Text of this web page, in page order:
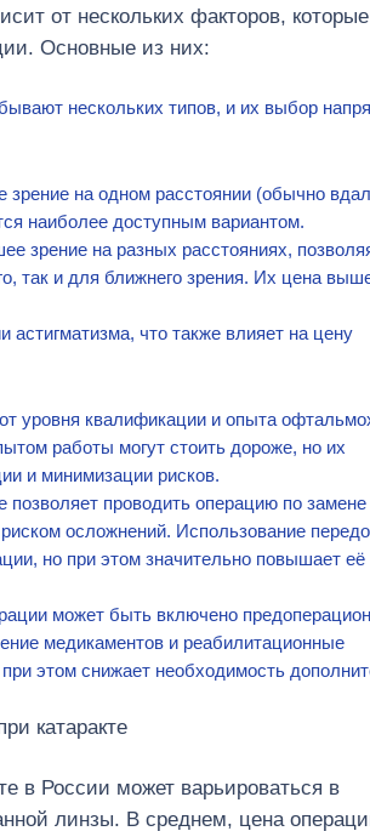
от нескольких факторов, которые
Основные из них:
нескольких типов, и их выбор
на одном расстоянии (обычно
наиболее доступным вариантом.
зрение на разных расстояниях,
так и для ближнего зрения. Их цена
что также влияет на цену
уровня квалификации и опыта
работы могут стоить дороже, но их
и минимизации рисков.
проводить операцию по замене
осложнений. Использование
но при этом значительно повышает её
может быть включено
медикаментов и реабилитационные
этом снижает необходимость
катаракте
в России может варьироваться в
линзы. В среднем, цена